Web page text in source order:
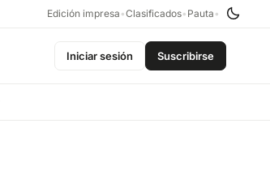
Edición impresa •Clasificados• Pauta •
Iniciar sesión Suscribirse